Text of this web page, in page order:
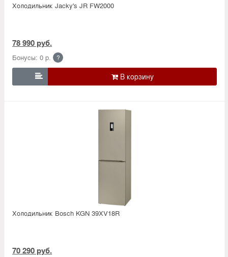
Холодильник Jacky's JR FW2000
78 990 руб.
Бонусы: 0 р. ?

Холодильник Bosсh KGN 39XV18R
70 290 руб.